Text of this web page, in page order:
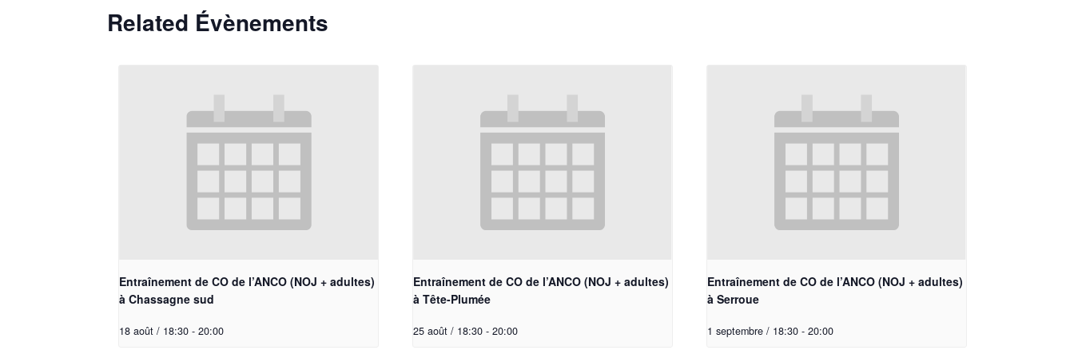
Related Évènements
Entraînement de CO de l’ANCO (NOJ + adultes)
à Chassagne sud
18 août / 18:30 - 20:00
Entraînement de CO de l’ANCO (NOJ + adultes)
à Tête-Plumée
25 août / 18:30 - 20:00
Entraînement de CO de l’ANCO (NOJ + adultes)
à Serroue
1 septembre / 18:30 - 20:00